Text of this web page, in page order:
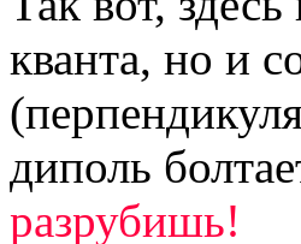
кванта, но и
диполь
разрубишь!